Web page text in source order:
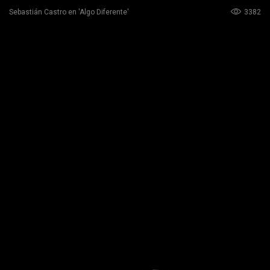
Sebastián Castro en 'Algo Diferente' 3382